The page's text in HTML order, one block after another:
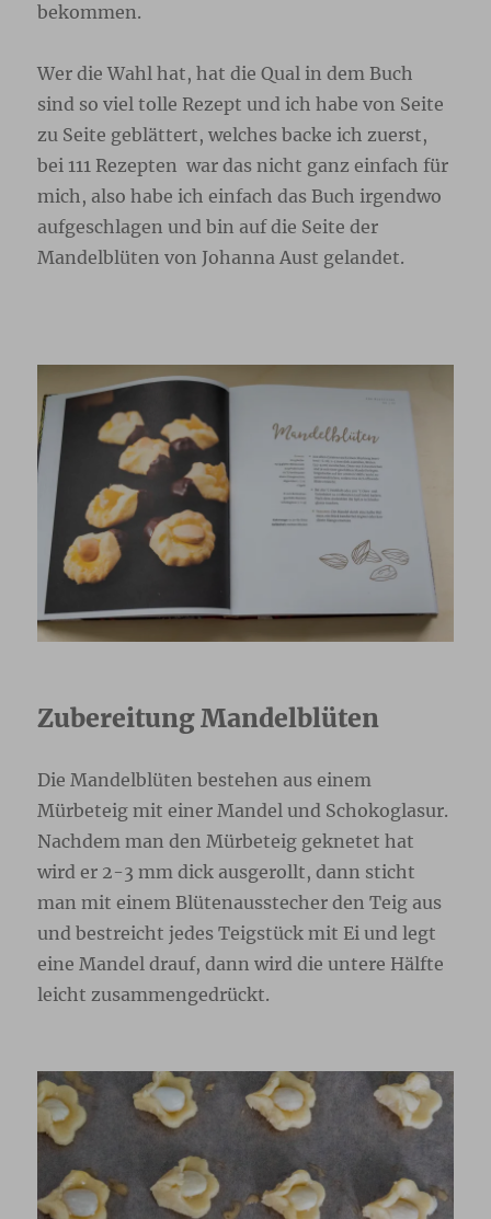
bekommen.
Wer die Wahl hat, hat die Qual in dem Buch
sind so viel tolle Rezept und ich habe von Seite
zu Seite geblättert, welches backe ich zuerst,
bei 111 Rezepten war das nicht ganz einfach für
mich, also habe ich einfach das Buch irgendwo
aufgeschlagen und bin auf die Seite der
Mandelblüten von Johanna Aust gelandet.
Zubereitung Mandelblüten
Die Mandelblüten bestehen aus einem
Mürbeteig mit einer Mandel und Schokoglasur.
Nachdem man den Mürbeteig geknetet hat
wird er 2-3 mm dick ausgerollt, dann sticht
man mit einem Blütenausstecher den Teig aus
und bestreicht jedes Teigstück mit Ei und legt
eine Mandel drauf, dann wird die untere Hälfte
leicht zusammengedrückt.